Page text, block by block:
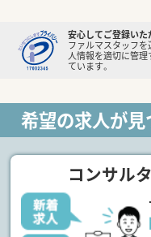
安心してご登録いた
ファルマスタッフを
人情報を適切に管
ています。
希望の求人が
コンサル